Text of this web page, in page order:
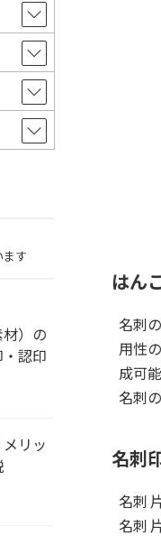
はん
名刺
用性
成可能
名刺
名刺
名刺
名刺
ます
）の
認印
リッ